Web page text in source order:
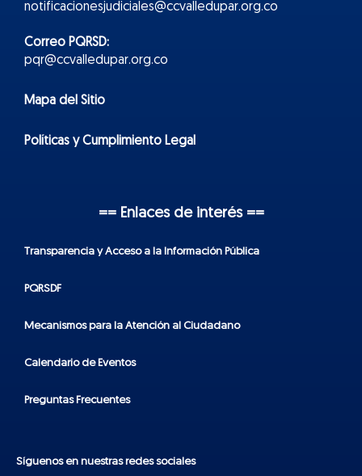
notificacionesjudiciales@ccvalledupar.org.co
Correo PQRSD:
pqr@ccvalledupar.org.co
Mapa del Sitio
Políticas y Cumplimiento Legal
== Enlaces de interés ==
Transparencia y Acceso a la Información Pública
PQRSDF
Mecanismos para la Atención al Ciudadano
Calendario de Eventos
Preguntas Frecuentes
Síguenos en nuestras redes sociales